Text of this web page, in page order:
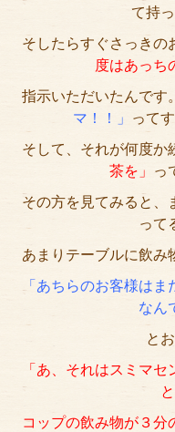
て持
そしたらすぐさっきの
度はあっち
指示いただいたんです
マ！！」
って
そして、それが何度か
茶を」
っ
その方を見てみると、
って
あまりテーブルに飲み
「あちらのお客様は
なん
と
「あ、それはスミマ
コップの飲み物が３分